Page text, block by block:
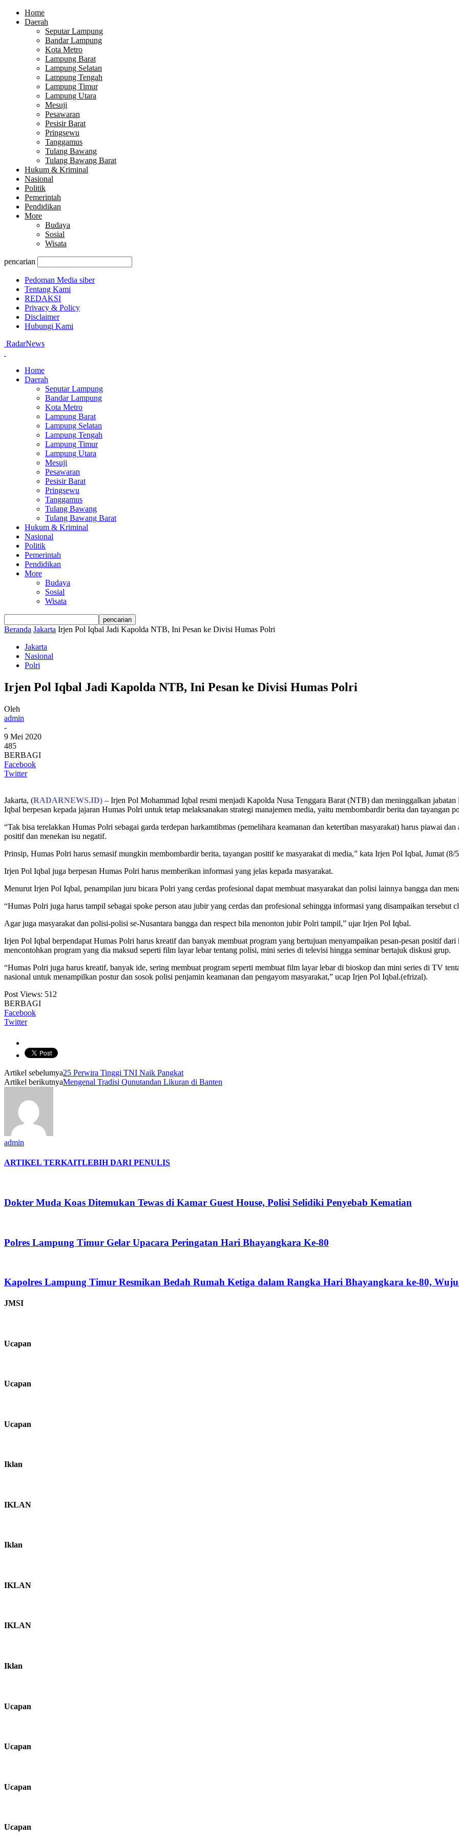
Home
Daerah
Seputar Lampung
Bandar Lampung
Kota Metro
Lampung Barat
Lampung Selatan
Lampung Tengah
Lampung Timur
Lampung Utara
Mesuji
Pesawaran
Pesisir Barat
Pringsewu
Tanggamus
Tulang Bawang
Tulang Bawang Barat
Hukum & Kriminal
Nasional
Politik
Pemerintah
Pendidikan
More
Budaya
Sosial
Wisata
pencarian
Pedoman Media siber
Tentang Kami
REDAKSI
Privacy & Policy
Disclaimer
Hubungi Kami
RadarNews
Home
Daerah
Seputar Lampung
Bandar Lampung
Kota Metro
Lampung Barat
Lampung Selatan
Lampung Tengah
Lampung Timur
Lampung Utara
Mesuji
Pesawaran
Pesisir Barat
Pringsewu
Tanggamus
Tulang Bawang
Tulang Bawang Barat
Hukum & Kriminal
Nasional
Politik
Pemerintah
Pendidikan
More
Budaya
Sosial
Wisata
Beranda Jakarta Irjen Pol Iqbal Jadi Kapolda NTB, Ini Pesan ke Divisi Humas Polri
Jakarta
Nasional
Polri
Irjen Pol Iqbal Jadi Kapolda NTB, Ini Pesan ke Divisi Humas Polri
Oleh
admin
-
9 Mei 2020
485
BERBAGI
Facebook
Twitter
Jakarta, (RADARNEWS.ID) – Irjen Pol Mohammad Iqbal resmi menjadi Kapolda Nusa Tenggara Barat (NTB) dan meninggalkan
Iqbal berpesan kepada jajaran Humas Polri untuk tetap melaksanakan strategi manajemen media, yaitu membombardir berita dan tayangan
“Tak bisa terelakkan Humas Polri sebagai garda terdepan harkamtibmas (pemelihara keamanan dan ketertiban masyarakat) harus piawai
positif dan menekan isu negatif.
Prinsip, Humas Polri harus semasif mungkin membombardir berita, tayangan positif ke masyarakat di media,” kata Irjen Pol Iqbal, Jumat (8/
Irjen Pol Iqbal juga berpesan Humas Polri harus memberikan informasi yang jelas kepada masyarakat.
Menurut Irjen Pol Iqbal, penampilan juru bicara Polri yang cerdas profesional dapat membuat masyarakat dan polisi lainnya bangga dan
“Humas Polri juga harus tampil sebagai spoke person atau jubir yang cerdas dan profesional sehingga informasi yang disampaikan tersebut
Agar juga masyarakat dan polisi-polisi se-Nusantara bangga dan respect bila menonton jubir Polri tampil,” ujar Irjen Pol Iqbal.
Irjen Pol Iqbal berpendapat Humas Polri harus kreatif dan banyak membuat program yang bertujuan menyampaikan pesan-pesan positif
mencontohkan program yang dia maksud seperti film layar lebar tentang polisi, mini series di televisi hingga seminar bertajuk diskusi grup.
“Humas Polri juga harus kreatif, banyak ide, sering membuat program seperti membuat film layar lebar di bioskop dan mini series di TV
nasional untuk menampilkan postur dan sosok polisi penjamin keamanan dan pengayom masyarakat,” ucap Irjen Pol Iqbal.(efrizal).
Post Views: 512
BERBAGI
Facebook
Twitter
Artikel sebelumya25 Perwira Tinggi TNI Naik Pangkat
Artikel berikutnyaMengenal Tradisi Qunutandan Likuran di Banten
admin
ARTIKEL TERKAITLEBIH DARI PENULIS
Dokter Muda Koas Ditemukan Tewas di Kamar Guest House, Polisi Selidiki Penyebab Kematian
Polres Lampung Timur Gelar Upacara Peringatan Hari Bhayangkara Ke-80
Kapolres Lampung Timur Resmikan Bedah Rumah Ketiga dalam Rangka Hari Bhayangkara ke-80,
JMSI
Ucapan
Ucapan
Ucapan
Iklan
IKLAN
Iklan
IKLAN
IKLAN
Iklan
Ucapan
Ucapan
Ucapan
Ucapan